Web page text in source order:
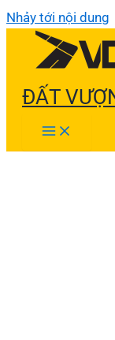
Nhảy tới nội dung
ĐẤT